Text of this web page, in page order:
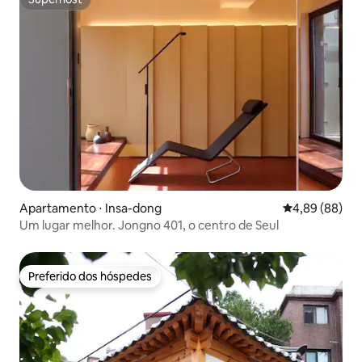
Superhost
Apartamento ⋅ Insa-dong 4,89 de uma
4,89 (88)
Um lugar melhor. Jongno 401, o centro de Seul
Preferido dos hóspedes
Preferido dos hóspedes